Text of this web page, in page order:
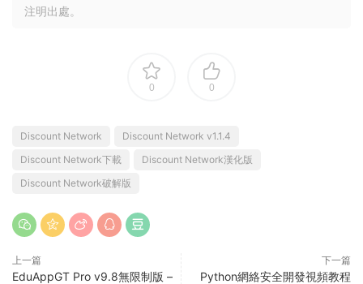
注明出處。
0 0
Discount Network
Discount Network v1.1.4
Discount Network下載
Discount Network漢化版
Discount Network破解版
上一篇
EduAppGT Pro v9.8無限制版 –
下一篇
Python網絡安全開發視頻教程